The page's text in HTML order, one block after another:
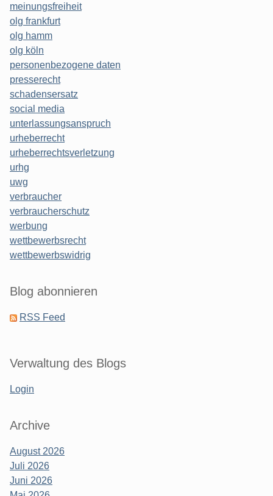
meinungsfreiheit
olg frankfurt
olg hamm
olg köln
personenbezogene daten
presserecht
schadensersatz
social media
unterlassungsanspruch
urheberrecht
urheberrechtsverletzung
urhg
uwg
verbraucher
verbraucherschutz
werbung
wettbewerbsrecht
wettbewerbswidrig
Blog abonnieren
RSS Feed
Verwaltung des Blogs
Login
Archive
August 2026
Juli 2026
Juni 2026